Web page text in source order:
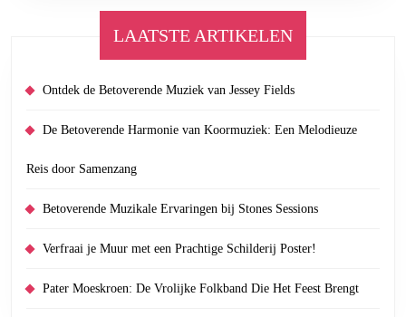
LAATSTE ARTIKELEN
Ontdek de Betoverende Muziek van Jessey Fields
De Betoverende Harmonie van Koormuziek: Een Melodieuze
Reis door Samenzang
Betoverende Muzikale Ervaringen bij Stones Sessions
Verfraai je Muur met een Prachtige Schilderij Poster!
Pater Moeskroen: De Vrolijke Folkband Die Het Feest Brengt